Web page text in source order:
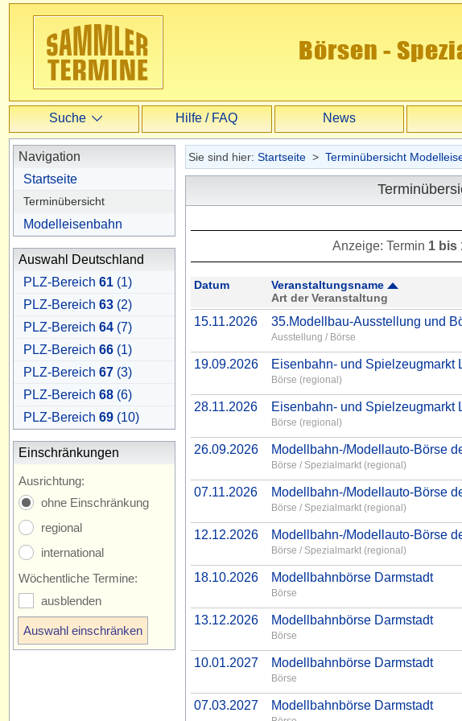
SucheSuche Hilfe / FAQ News
Navigation
Startseite
Terminübersicht
Modelleisenbahn
Auswahl Deutschland
PLZ-Bereich 61 (1)
PLZ-Bereich 63 (2)
PLZ-Bereich 64 (7)
PLZ-Bereich 66 (1)
PLZ-Bereich 67 (3)
PLZ-Bereich 68 (6)
PLZ-Bereich 69 (10)
Einschränkungen
Ausrichtung:
ohne Einschränkung
regional
international
Wöchentliche Termine:
ausblenden
Sie sind hier: Startseite > Terminübersicht
Anzeige: Termin 1 bis
Datum
Veranstaltungsname
Art der Veranstaltung
15.11.2026 35.Modellbau-Ausstellung und
Ausstellung / Börse
19.09.2026 Eisenbahn- und Spielzeugmarkt
Börse (regional)
28.11.2026 Eisenbahn- und Spielzeugmarkt
Börse (regional)
26.09.2026 Modellbahn-/Modellauto-Börse
Börse / Spezialmarkt (regional)
07.11.2026 Modellbahn-/Modellauto-Börse
Börse / Spezialmarkt (regional)
12.12.2026 Modellbahn-/Modellauto-Börse
Börse / Spezialmarkt (regional)
18.10.2026 Modellbahnbörse Darmstadt
Börse
13.12.2026 Modellbahnbörse Darmstadt
Börse
10.01.2027 Modellbahnbörse Darmstadt
Börse
07.03.2027 Modellbahnbörse Darmstadt